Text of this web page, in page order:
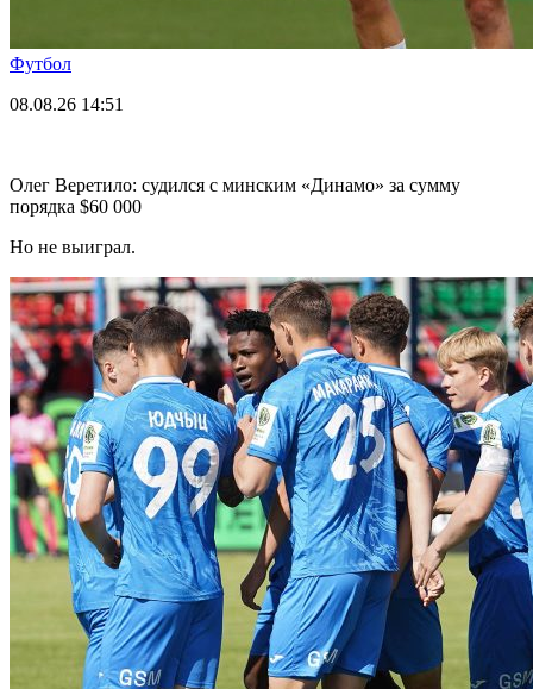
Футбол
08.08.26 14:51
Олег Веретило: судился с минским «Динамо» за сумму
порядка $60 000
Но не выиграл.